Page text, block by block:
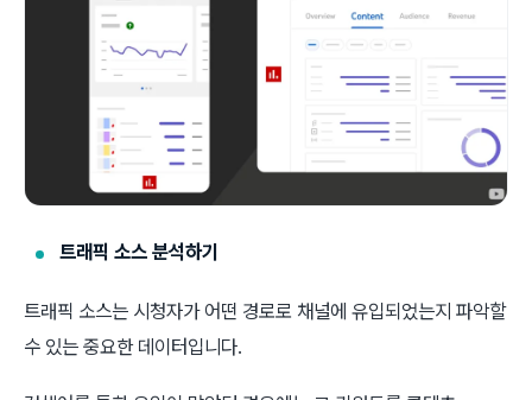
트래픽 소스 분석하기
트래픽 소스는 시청자가 어떤 경로로 채널에 유입되었는지 파악할
수 있는 중요한 데이터입니다.